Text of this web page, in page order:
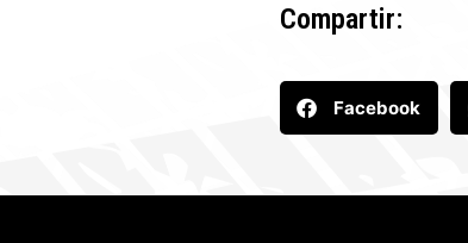
Compartir:
Facebook